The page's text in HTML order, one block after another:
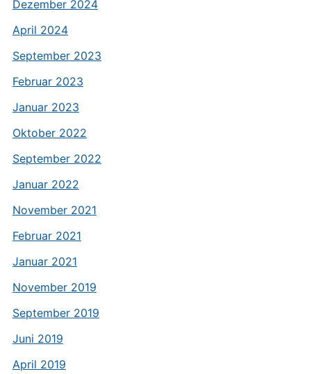
Dezember 2024
April 2024
September 2023
Februar 2023
Januar 2023
Oktober 2022
September 2022
Januar 2022
November 2021
Februar 2021
Januar 2021
November 2019
September 2019
Juni 2019
April 2019